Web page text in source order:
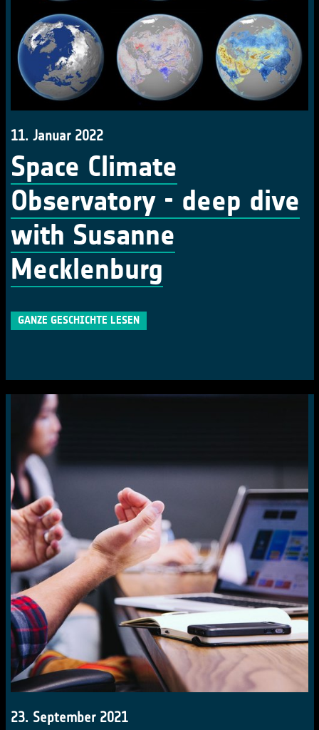
11. Januar 2022
Space Climate
Observatory - deep dive
with Susanne
Mecklenburg
GANZE GESCHICHTE LESEN
23. September 2021